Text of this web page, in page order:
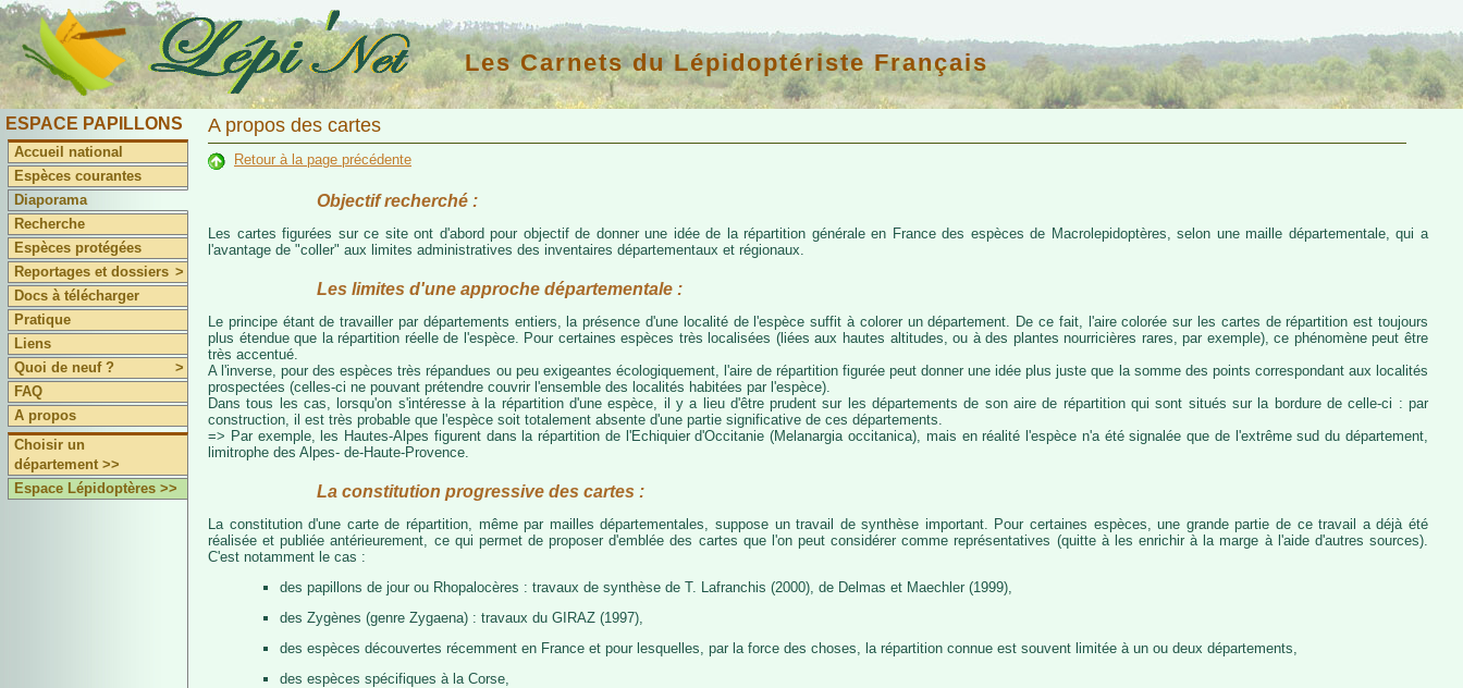
Les Carnets du Lépidoptériste Français
ESPACE PAPILLONS
Accueil national
Espèces courantes
Diaporama
Recherche
Espèces protégées
Reportages et dossiers >
Docs à télécharger
Pratique
Liens
Quoi de neuf ?
>
FAQ
A propos
Choisir un
département >>
Espace Lépidoptères >>
A propos des cartes
Retour à la page précédente
Objectif recherché :
Les cartes figurées sur ce site ont d'abord pour objectif de donner une idée de la répartition générale en France des espèces de Macrolepidoptères, selon une maille départementale, qui a
l'avantage de "coller" aux limites administratives des inventaires départementaux et régionaux.
Les limites d'une approche départementale :
Le principe étant de travailler par départements entiers, la présence d'une localité de l'espèce suffit à colorer un département. De ce fait, l'aire colorée sur les cartes de répartition est toujours
plus étendue que la répartition réelle de l'espèce. Pour certaines espèces très localisées (liées aux hautes altitudes, ou à des plantes nourricières rares, par exemple), ce phénomène peut être
très accentué.
A l'inverse, pour des espèces très répandues ou peu exigeantes écologiquement, l'aire de répartition figurée peut donner une idée plus juste que la somme des points correspondant aux localités
prospectées (celles-ci ne pouvant prétendre couvrir l'ensemble des localités habitées par l'espèce).
Dans tous les cas, lorsqu'on s'intéresse à la répartition d'une espèce, il y a lieu d'être prudent sur les départements de son aire de répartition qui sont situés sur la bordure de celle-ci : par
construction, il est très probable que l'espèce soit totalement absente d'une partie significative de ces départements.
=> Par exemple, les Hautes-Alpes figurent dans la répartition de l'Echiquier d'Occitanie (Melanargia occitanica), mais en réalité l'espèce n'a été signalée que de l'extrême sud du département,
limitrophe des Alpes- de-Haute-Provence.
La constitution progressive des cartes :
La constitution d'une carte de répartition, même par mailles départementales, suppose un travail de synthèse important. Pour certaines espèces, une grande partie de ce travail a déjà été
réalisée et publiée antérieurement, ce qui permet de proposer d'emblée des cartes que l'on peut considérer comme représentatives (quitte à les enrichir à la marge à l'aide d'autres sources).
C'est notamment le cas :
des papillons de jour ou Rhopalocères : travaux de synthèse de T. Lafranchis (2000), de Delmas et Maechler (1999),
des Zygènes (genre Zygaena) : travaux du GIRAZ (1997),
des espèces découvertes récemment en France et pour lesquelles, par la force des choses, la répartition connue est souvent limitée à un ou deux départements,
des espèces spécifiques à la Corse,